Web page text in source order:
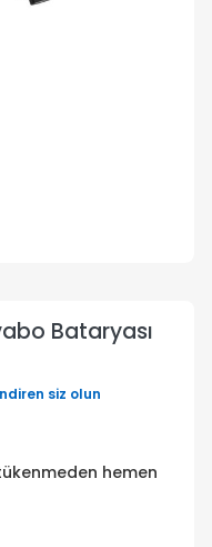
Bataryası
siz olun
hemen